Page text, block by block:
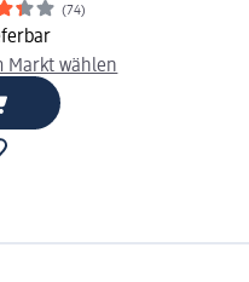
(74)
Markt wählen